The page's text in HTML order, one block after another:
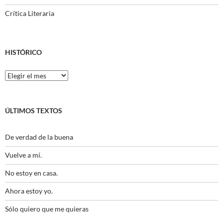
Crítica Literaria
HISTÓRICO
Histórico
ÚLTIMOS TEXTOS
De verdad de la buena
Vuelve a mí.
No estoy en casa.
Ahora estoy yo.
Sólo quiero que me quieras